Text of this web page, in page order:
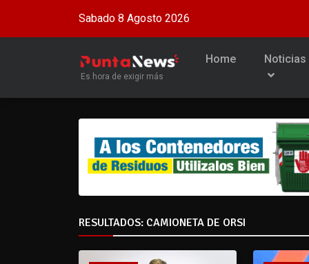
Sabado 8 Agosto 2026
Es hora de exigir más
Home Noticias
RESULTADOS: CAMIONETA DE ORSI